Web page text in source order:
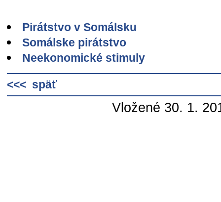
Pirátstvo v Somálsku
Somálske pirátstvo
Neekonomické stimuly
<<< späť
Vložené 30. 1.